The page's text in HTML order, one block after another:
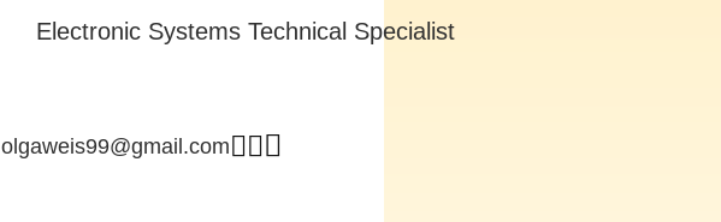
Electronic Systems Technical Specialist
olgaweis99@gmail.com